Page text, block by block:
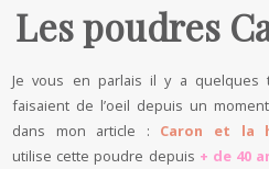
Les poudres
Je vous en parlais il y a quelques
faisaient de l’oeil depuis un
dans mon article : Caron et la
utilise cette poudre depuis + de 40